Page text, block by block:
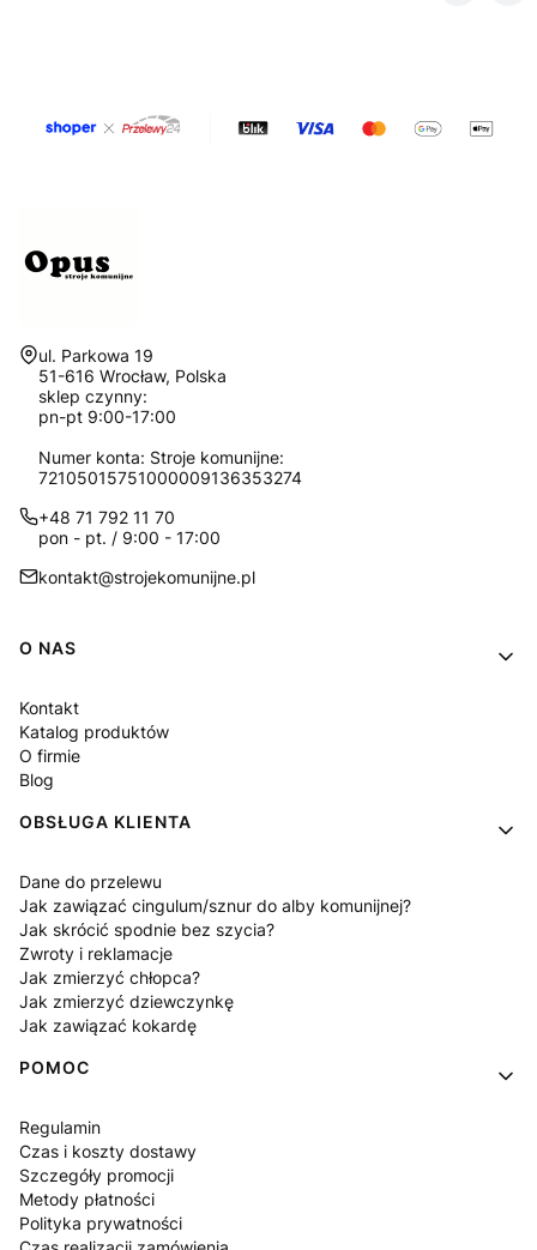
Adres:
ul. Parkowa 19
51-616 Wrocław, Polska
sklep czynny:
pn-pt 9:00-17:00
Numer konta: Stroje komunijne:
72105015751000009136353274
+48 71 792 11 70
pon - pt. / 9:00 - 17:00
kontakt@strojekomunijne.pl
Linki w stopce
O NAS
Kontakt
Katalog produktów
O firmie
Blog
OBSŁUGA KLIENTA
Dane do przelewu
Jak zawiązać cingulum/sznur do alby komunijnej?
Jak skrócić spodnie bez szycia?
Zwroty i reklamacje
Jak zmierzyć chłopca?
Jak zmierzyć dziewczynkę
Jak zawiązać kokardę
POMOC
Regulamin
Czas i koszty dostawy
Szczegóły promocji
Metody płatności
Polityka prywatności